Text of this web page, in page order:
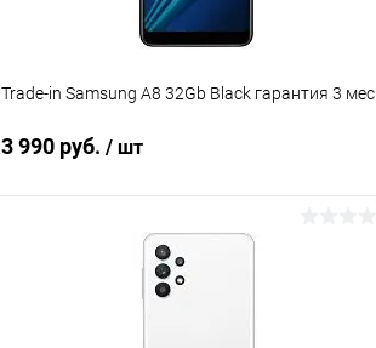
Trade-in Samsung A8 32Gb Black гарантия 3 мес
3 990 руб. / шт
В корзину